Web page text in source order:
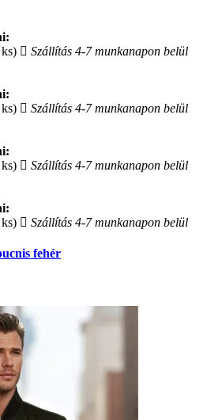
Szállítás 4-7 munkanapon belül
Szállítás 4-7 munkanapon belül
Szállítás 4-7 munkanapon belül
Szállítás 4-7 munkanapon belül
fehér